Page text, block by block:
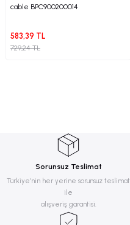
cable BPC900200014
583,39 TL
729,24 TL
Sorunsuz Teslimat
Türkiye’nin her yerine sorunsuz teslimat
ile
alışveriş garantisi.